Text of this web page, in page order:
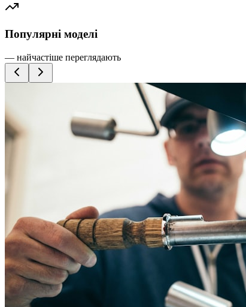
Популярні моделі
— найчастіше переглядають